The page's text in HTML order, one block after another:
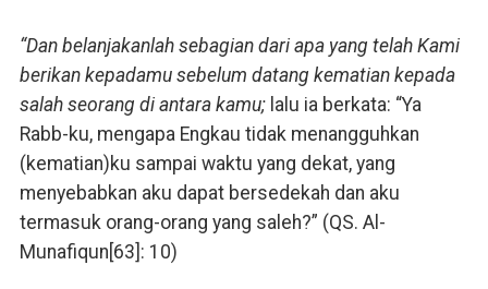
“Dan belanjakanlah sebagian dari apa yang telah Kami
berikan kepadamu sebelum datang kematian kepada
salah seorang di antara kamu;lalu ia berkata: “Ya
Rabb-ku, mengapa Engkau tidak menangguhkan
(kematian)ku sampai waktu yang dekat, yang
menyebabkan aku dapat bersedekah dan aku
termasuk orang-orang yang saleh?” (QS. Al-
Munafiqun[63]: 10)